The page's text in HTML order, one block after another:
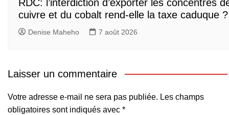
RDC: l’interdiction d’exporter les concentrés
cuivre et du cobalt rend-elle la taxe caduque ?
Denise Maheho 7 août 2026
Laisser un commentaire
Votre adresse e-mail ne sera pas publiée. Les champs
obligatoires sont indiqués avec *